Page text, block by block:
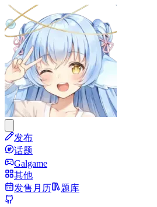
发布
话题
Galgame
其他
发售月历
题库